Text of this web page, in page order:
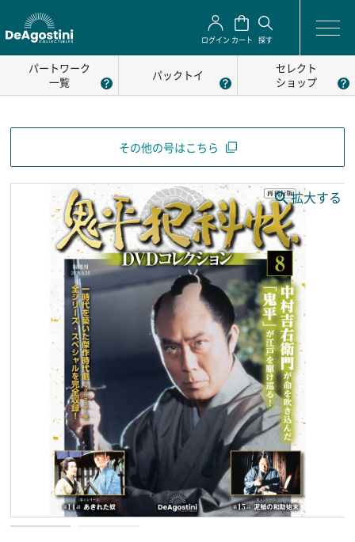
ログイン カート 探す
パートワーク
一覧
パックトイ
セレクト
ショップ
その他の号はこちら